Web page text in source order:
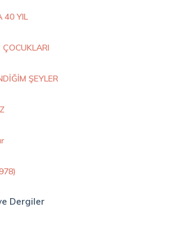
40 YIL
ÇOCUKLARI
ŞEYLER
Dergiler